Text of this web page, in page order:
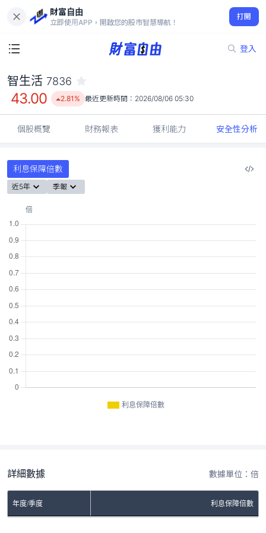
財富自由
立即使用APP，開啟您的股市智慧導航！
打開
登入
43.00
2.81%
智生活 7836
43.00 2.81% 最近更新時間： 2026/08/06 05:30
個股概覽 財務報表 獲利能力 安全性分析
利息保障倍數
近5年 季報
利息保障倍數
詳細數據 數據單位：倍
年度/季度 利息保障倍數